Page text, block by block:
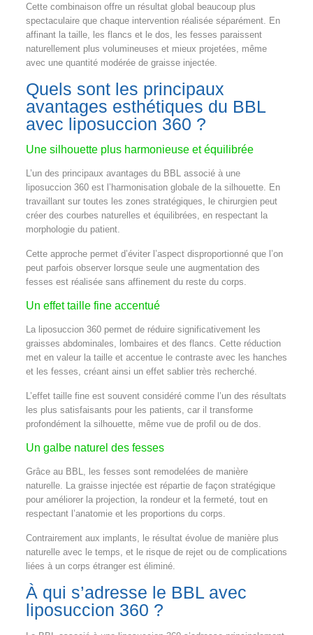
Cette combinaison offre un résultat global beaucoup plus
spectaculaire que chaque intervention réalisée séparément. En
affinant la taille, les flancs et le dos, les fesses paraissent
naturellement plus volumineuses et mieux projetées, même
avec une quantité modérée de graisse injectée.
Quels sont les principaux
avantages esthétiques du BBL
avec liposuccion 360 ?
Une silhouette plus harmonieuse et équilibrée
L’un des principaux avantages du BBL associé à une
liposuccion 360 est l’harmonisation globale de la silhouette. En
travaillant sur toutes les zones stratégiques, le chirurgien peut
créer des courbes naturelles et équilibrées, en respectant la
morphologie du patient.
Cette approche permet d’éviter l’aspect disproportionné que l’on
peut parfois observer lorsque seule une augmentation des
fesses est réalisée sans affinement du reste du corps.
Un effet taille fine accentué
La liposuccion 360 permet de réduire significativement les
graisses abdominales, lombaires et des flancs. Cette réduction
met en valeur la taille et accentue le contraste avec les hanches
et les fesses, créant ainsi un effet sablier très recherché.
L’effet taille fine est souvent considéré comme l’un des résultats
les plus satisfaisants pour les patients, car il transforme
profondément la silhouette, même vue de profil ou de dos.
Un galbe naturel des fesses
Grâce au BBL, les fesses sont remodelées de manière
naturelle. La graisse injectée est répartie de façon stratégique
pour améliorer la projection, la rondeur et la fermeté, tout en
respectant l’anatomie et les proportions du corps.
Contrairement aux implants, le résultat évolue de manière plus
naturelle avec le temps, et le risque de rejet ou de complications
liées à un corps étranger est éliminé.
À qui s’adresse le BBL avec
liposuccion 360 ?